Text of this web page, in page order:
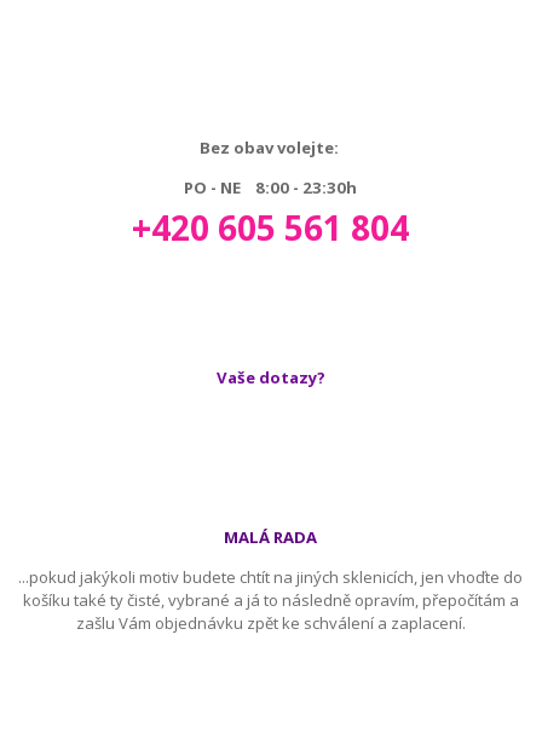
Bez obav volejte:
PO - NE 8:00 - 23:30h
+420 605 561 804
Vaše dotazy?
MALÁ RADA
...pokud jakýkoli motiv budete chtít na jiných sklenicích, jen vhoďte do
košíku také ty čisté, vybrané a já to následně opravím, přepočítám a
zašlu Vám objednávku zpět ke schválení a zaplacení.